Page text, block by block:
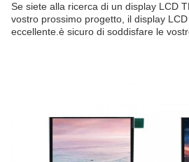
Se siete alla ricerca di un display LCD
vostro prossimo progetto, il display
eccellente.è sicuro di soddisfare le